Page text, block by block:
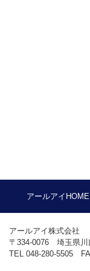
アールアイHOME
アールアイ株式会社
〒334-0076 埼玉県川
TEL 048-280-5505